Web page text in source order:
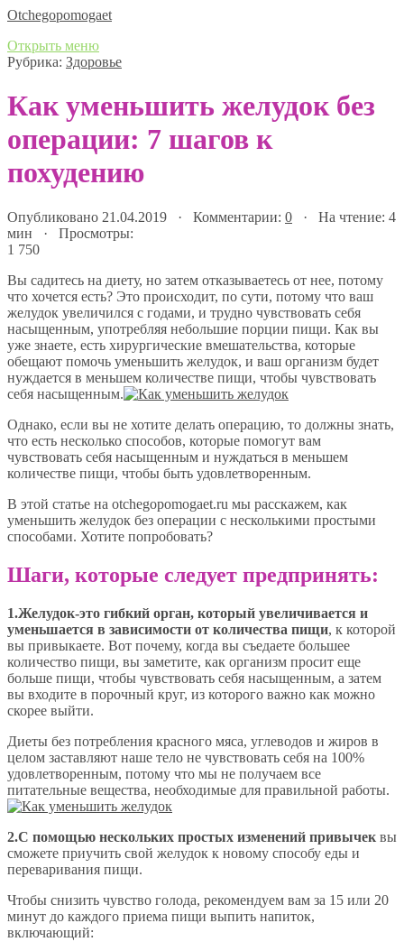
Оtchegopomogaet
Открыть меню
Рубрика: Здоровье
Как уменьшить желудок без
операции: 7 шагов к
похудению
Опубликовано 21.04.2019 · Комментарии: 0 · На чтение: 4
мин · Просмотры:
1 750
Вы садитесь на диету, но затем отказываетесь от нее, потому
что хочется есть? Это происходит, по сути, потому что ваш
желудок увеличился с годами, и трудно чувствовать себя
насыщенным, употребляя небольшие порции пищи. Как вы
уже знаете, есть хирургические вмешательства, которые
обещают помочь уменьшить желудок, и ваш организм будет
нуждается в меньшем количестве пищи, чтобы чувствовать
себя насыщенным.
Однако, если вы не хотите делать операцию, то должны знать,
что есть несколько способов, которые помогут вам
чувствовать себя насыщенным и нуждаться в меньшем
количестве пищи, чтобы быть удовлетворенным.
В этой статье на otchegopomogaet.ru мы расскажем, как
уменьшить желудок без операции с несколькими простыми
способами. Хотите попробовать?
Шаги, которые следует предпринять:
1.Желудок-это гибкий орган, который увеличивается и
уменьшается в зависимости от количества пищи, к которой
вы привыкаете. Вот почему, когда вы съедаете большее
количество пищи, вы заметите, как организм просит еще
больше пищи, чтобы чувствовать себя насыщенным, а затем
вы входите в порочный круг, из которого важно как можно
скорее выйти.
Диеты без потребления красного мяса, углеводов и жиров в
целом заставляют наше тело не чувствовать себя на 100%
удовлетворенным, потому что мы не получаем все
питательные вещества, необходимые для правильной работы.
2.С помощью нескольких простых изменений привычек вы
сможете приучить свой желудок к новому способу еды и
переваривания пищи.
Чтобы снизить чувство голода, рекомендуем вам за 15 или 20
минут до каждого приема пищи выпить напиток,
включающий: